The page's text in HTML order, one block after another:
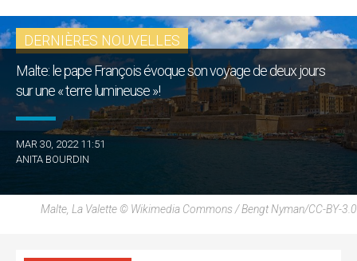
DERNIÈRES NOUVELLES
Malte: le pape François évoque son voyage de deux jours
sur une « terre lumineuse »!
MAR 30, 2022 11:51
ANITA BOURDIN
Malte, La Valette © Wikimedia Commons / Bengt Nyman/CC-BY-3.0